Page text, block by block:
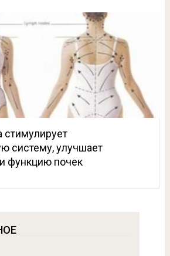
стимулирует
систему, улучшает
функцию почек